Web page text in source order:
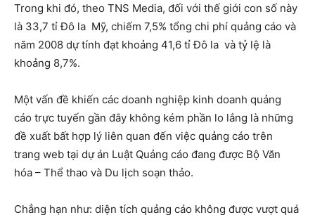
Trong khi đó, theo TNS Media, đối với thế giới con số này
là 33,7 tỉ Đô la Mỹ, chiếm 7,5% tổng chi phí quảng cáo và
năm 2008 dự tính đạt khoảng 41,6 tỉ Đô la và tỷ lệ là
khoảng 8,7%.
Một vấn đề khiến các doanh nghiệp kinh doanh quảng
cáo trực tuyến gần đây không kém phần lo lắng là những
đề xuất bất hợp lý liên quan đến việc quảng cáo trên
trang web tại dự án Luật Quảng cáo đang được Bộ Văn
hóa – Thể thao và Du lịch soạn thảo.
Chẳng hạn như: diện tích quảng cáo không được vượt quá